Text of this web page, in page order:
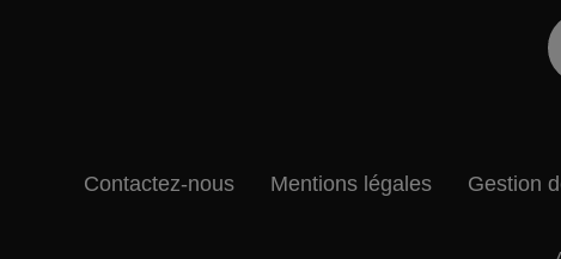
Contactez-nous Mentions légales Gestion